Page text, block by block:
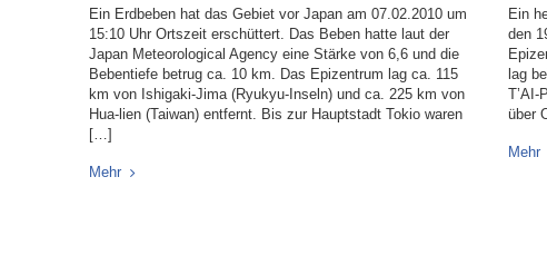
Ein Erdbeben hat das Gebiet vor Japan am 07.02.2010 um
15:10 Uhr Ortszeit erschüttert. Das Beben hatte laut der
Japan Meteorological Agency eine Stärke von 6,6 und die
Bebentiefe betrug ca. 10 km. Das Epizentrum lag ca. 115
km von Ishigaki-Jima (Ryukyu-Inseln) und ca. 225 km von
Hua-lien (Taiwan) entfernt. Bis zur Hauptstadt Tokio waren
[…]
Mehr
Ein
den
lag
T’AI-
über
Mehr